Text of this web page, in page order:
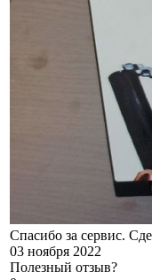
Спасибо за сервис.
03 ноября 2022
Полезный отзыв?